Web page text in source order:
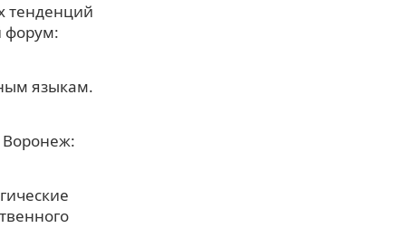
тенденций
форум:
языкам.
Воронеж: